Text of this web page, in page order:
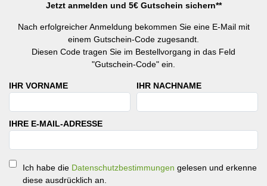
Jetzt anmelden und 5€ Gutschein sichern**
Nach erfolgreicher Anmeldung bekommen Sie eine E-Mail mit
einem Gutschein-Code zugesandt.
Diesen Code tragen Sie im Bestellvorgang in das Feld
"Gutschein-Code" ein.
IHR VORNAME IHR NACHNAME
IHRE E-MAIL-ADRESSE
Ich habe die Datenschutzbestimmungen gelesen und erkenne
diese ausdrücklich an.